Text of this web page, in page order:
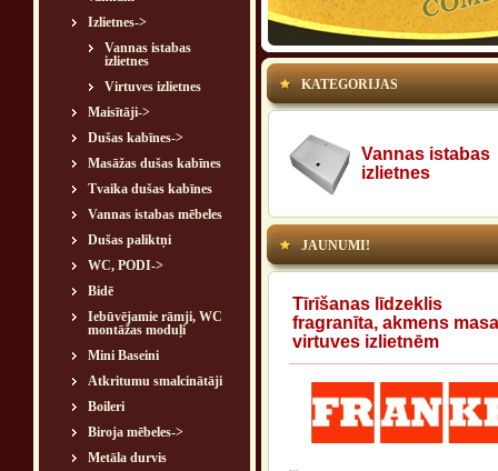
Izlietnes->
Vannas istabas
izlietnes
Virtuves izlietnes
Maisītāji->
Dušas kabīnes->
Masāžas dušas kabīnes
Tvaika dušas kabīnes
Vannas istabas mēbeles
Dušas paliktņi
WC, PODI->
Bidē
Iebūvējamie rāmji, WC
montāžas moduļi
Mini Baseini
Atkritumu smalcinātāji
Boileri
Biroja mēbeles->
Metāla durvis
KATEGORIJAS
Vannas istabas
izlietnes
JAUNUMI!
Tīrīšanas līdzeklis
fragranīta, akmens
virtuves izlietnēm